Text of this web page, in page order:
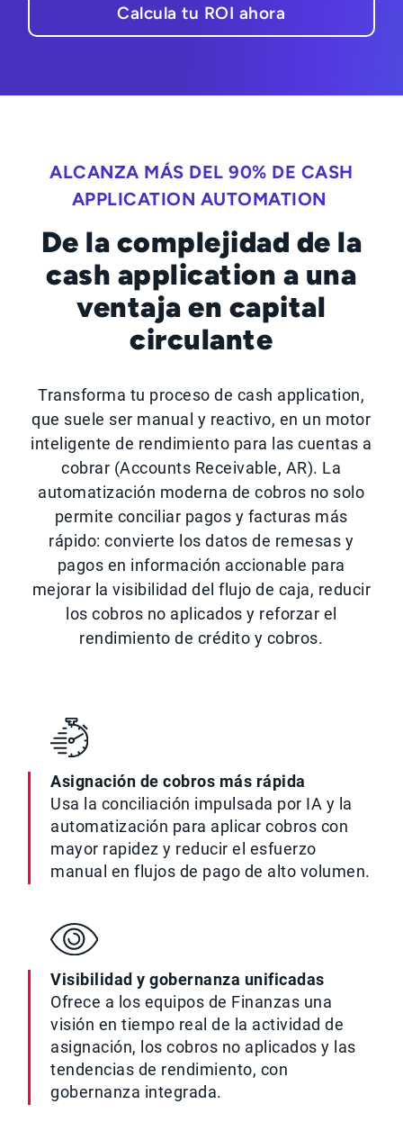
Calcula tu ROI ahora
ALCANZA MÁS DEL 90% DE CASH
APPLICATION AUTOMATION
De la complejidad de la
cash application a una
ventaja en capital
circulante
Transforma tu proceso de cash application,
que suele ser manual y reactivo, en un motor
inteligente de rendimiento para las cuentas a
cobrar (Accounts Receivable, AR). La
automatización moderna de cobros no solo
permite conciliar pagos y facturas más
rápido: convierte los datos de remesas y
pagos en información accionable para
mejorar la visibilidad del flujo de caja, reducir
los cobros no aplicados y reforzar el
rendimiento de crédito y cobros.
Asignación de cobros más rápida
Usa la conciliación impulsada por IA y la
automatización para aplicar cobros con
mayor rapidez y reducir el esfuerzo
manual en flujos de pago de alto volumen.
Visibilidad y gobernanza unificadas
Ofrece a los equipos de Finanzas una
visión en tiempo real de la actividad de
asignación, los cobros no aplicados y las
tendencias de rendimiento, con
gobernanza integrada.